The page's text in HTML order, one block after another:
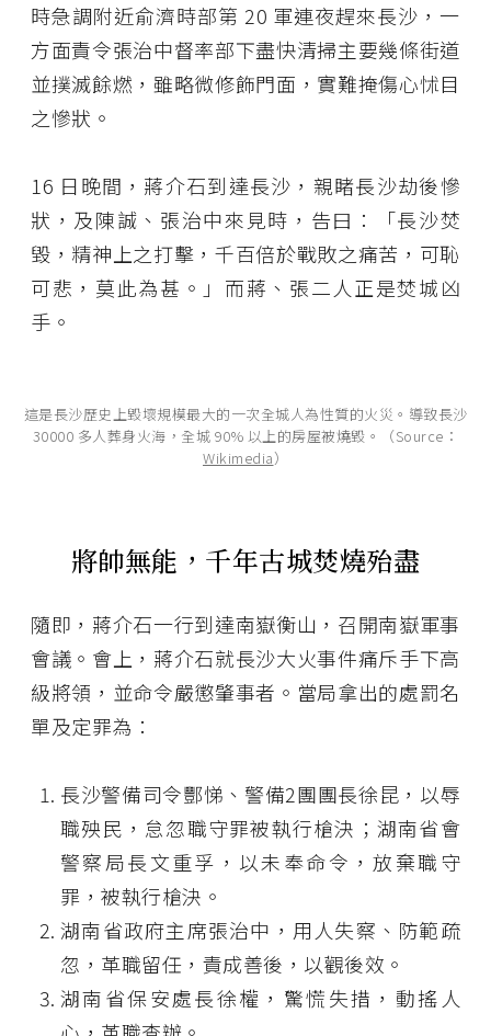
時急調附近俞濟時部第 20 軍連夜趕來長沙，一
方面責令張治中督率部下盡快清掃主要幾條街道
並撲滅餘燃，雖略微修飾門面，實難掩傷心怵目
之慘狀。
16 日晚間，蔣介石到達長沙，親睹長沙劫後慘
狀，及陳誠、張治中來見時，告曰：「長沙焚
毀，精神上之打擊，千百倍於戰敗之痛苦，可恥
可悲，莫此為甚。」而蔣、張二人正是焚城凶
手。
這是長沙歷史上毀壞規模最大的一次全城人為性質的火災。導致長沙
30000 多人葬身火海，全城 90% 以上的房屋被燒毀。（Source：
Wikimedia）
將帥無能，千年古城焚燒殆盡
隨即，蔣介石一行到達南嶽衡山，召開南嶽軍事
會議。會上，蔣介石就長沙大火事件痛斥手下高
級將領，並命令嚴懲肇事者。當局拿出的處罰名
單及定罪為：
長沙警備司令酆悌、警備2團團長徐昆，以辱
職殃民，怠忽職守罪被執行槍決；湖南省會
警察局長文重孚，以未奉命令，放棄職守
罪，被執行槍決。
湖南省政府主席張治中，用人失察、防範疏
忽，革職留任，責成善後，以觀後效。
湖南省保安處長徐權，驚慌失措，動搖人